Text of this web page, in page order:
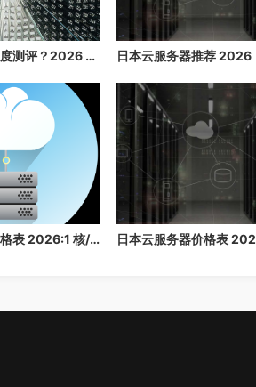
日本云服务器速度测评？2026 年最详细的日本云服务器速度测试，看完再买不后悔
日本云服务器价格表 2026:1 核/2 核/4 核/8 核配置每月多少钱？